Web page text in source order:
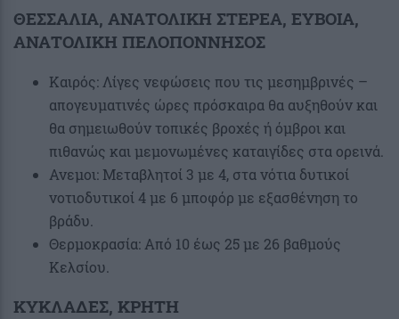
ΘΕΣΣΑΛΙΑ, ΑΝΑΤΟΛΙΚΗ ΣΤΕΡΕΑ, ΕΥΒΟΙΑ,
ΑΝΑΤΟΛΙΚΗ ΠΕΛΟΠΟΝΝΗΣΟΣ
Καιρός: Λίγες νεφώσεις που τις μεσημβρινές –
απογευματινές ώρες πρόσκαιρα θα αυξηθούν και
θα σημειωθούν τοπικές βροχές ή όμβροι και
πιθανώς και μεμονωμένες καταιγίδες στα ορεινά.
Ανεμοι: Μεταβλητοί 3 με 4, στα νότια δυτικοί
νοτιοδυτικοί 4 με 6 μποφόρ με εξασθένηση το
βράδυ.
Θερμοκρασία: Από 10 έως 25 με 26 βαθμούς
Κελσίου.
ΚΥΚΛΑΔΕΣ, ΚΡΗΤΗ